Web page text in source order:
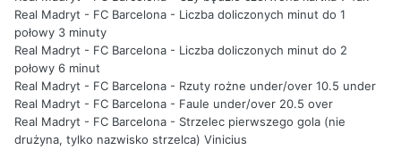
Real Madryt - FC Barcelona - Liczba doliczonych minut do 1
połowy 3 minuty
Real Madryt - FC Barcelona - Liczba doliczonych minut do 2
połowy 6 minut
Real Madryt - FC Barcelona - Rzuty rożne under/over 10.5 under
Real Madryt - FC Barcelona - Faule under/over 20.5 over
Real Madryt - FC Barcelona - Strzelec pierwszego gola (nie
drużyna, tylko nazwisko strzelca) Vinicius